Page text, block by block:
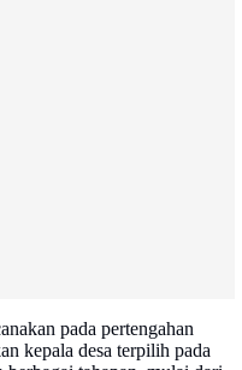
pada pertengahan
kepala desa terpilih pada